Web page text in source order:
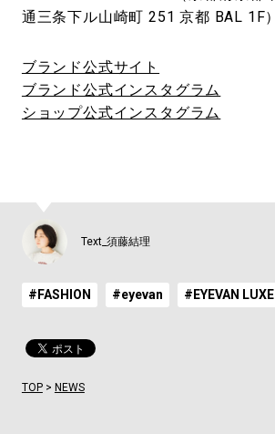
通三条下ル山崎町 251 京都 BAL 1F）
ブランド公式サイト
ブランド公式インスタグラム
ショップ公式インスタグラム
Text_須藤結理
#FASHION #eyevan #EYEVAN LUXE
TOP> NEWS